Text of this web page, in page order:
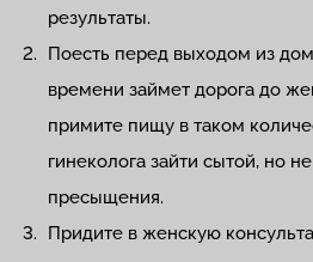
результаты.
Поесть перед выходом из
времени займет дорога до
примите пищу в таком
гинеколога зайти сытой, но
пресыщения.
Придите в женскую